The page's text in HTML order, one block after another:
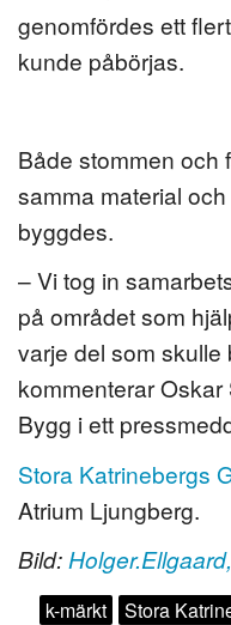
genomfördes ett
kunde påbörjas.
Både stommen och
samma material
byggdes.
– Vi tog in
på området som
varje del som skulle
kommenterar
Bygg i ett
Stora Katrinebergs
Atrium Ljungberg.
Bild:
k-märkt Stora